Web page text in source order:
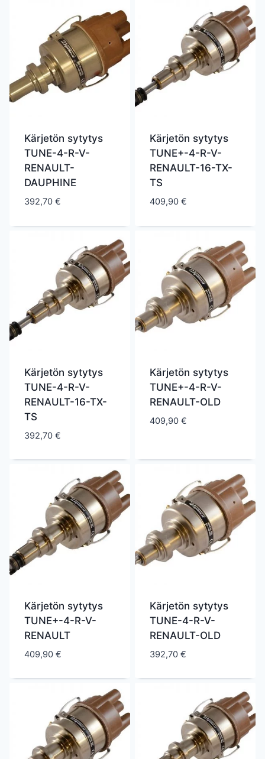
Kärjetön sytytys
TUNE-4-R-V-
RENAULT-
DAUPHINE
392,70 €
Kärjetön sytytys
TUNE+-4-R-V-
RENAULT-16-TX-
TS
409,90 €
Kärjetön sytytys
TUNE-4-R-V-
RENAULT-16-TX-
TS
392,70 €
Kärjetön sytytys
TUNE+-4-R-V-
RENAULT-OLD
409,90 €
Kärjetön sytytys
TUNE+-4-R-V-
RENAULT
409,90 €
Kärjetön sytytys
TUNE-4-R-V-
RENAULT-OLD
392,70 €